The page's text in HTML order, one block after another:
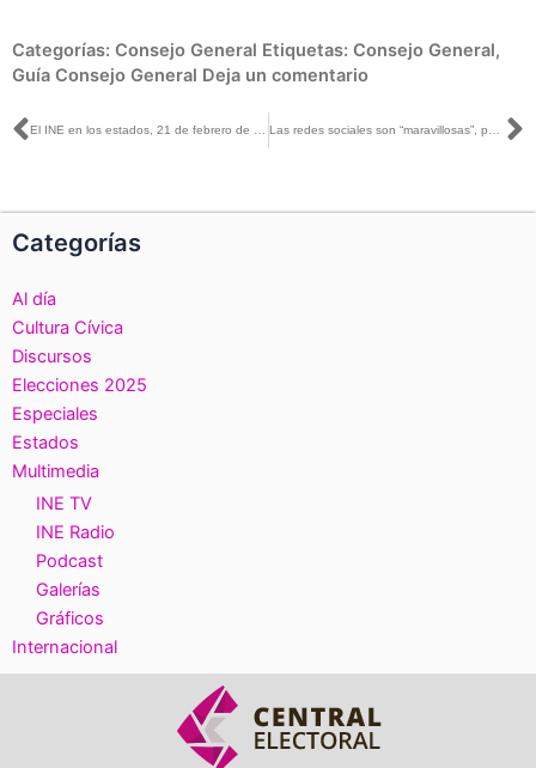
Categorías: Consejo General Etiquetas: Consejo General,
Guía Consejo General Deja un comentario
Ant
Categorías
Al día
Cultura Cívica
Discursos
Elecciones 2025
Especiales
Estados
Multimedia
INE TV
INE Radio
Podcast
Galerías
Gráficos
Internacional